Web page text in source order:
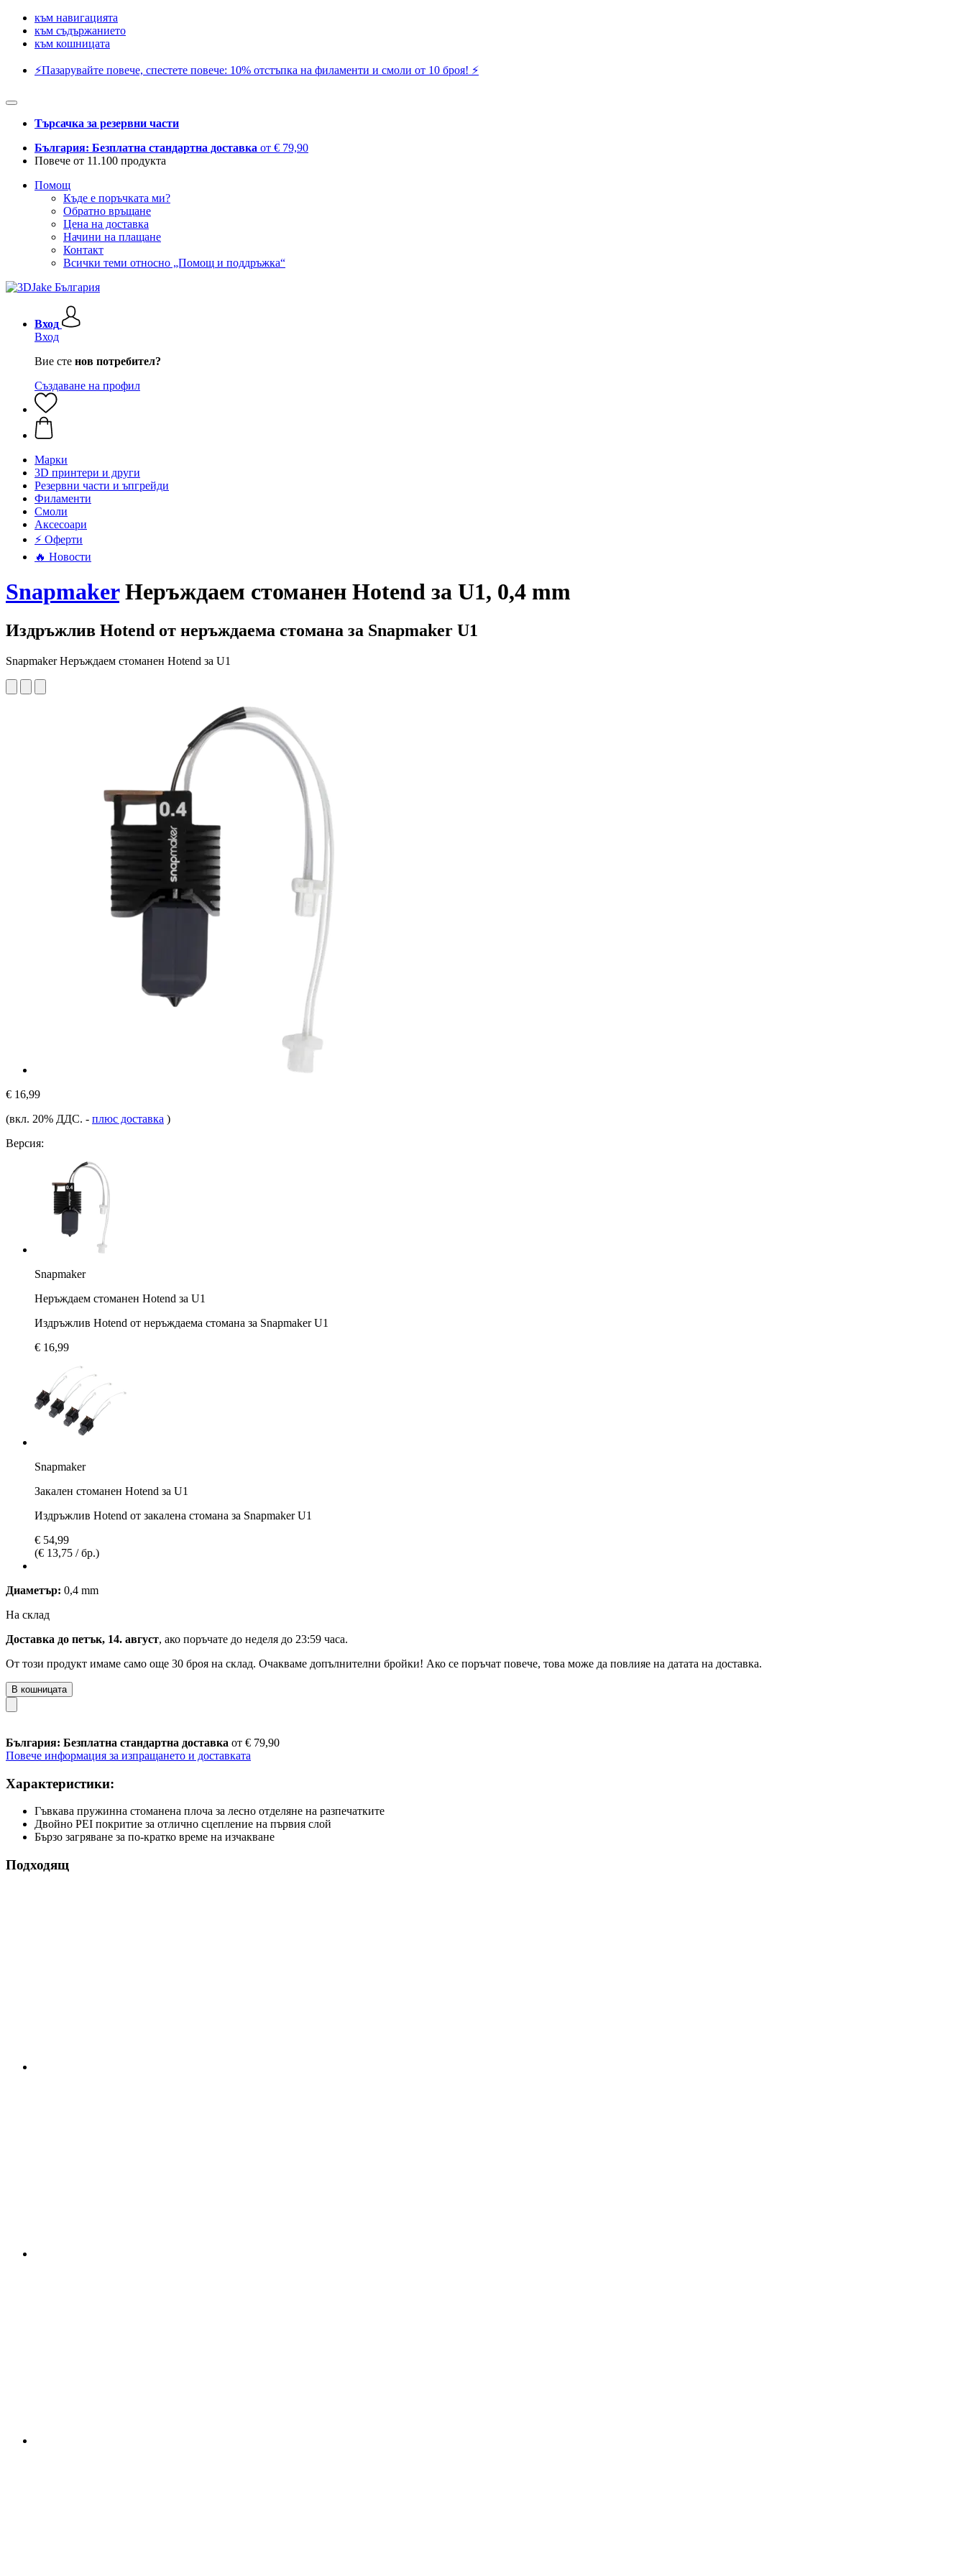
към навигацията
към съдържанието
към кошницата
⚡️Пазарувайте повече, спестете повече: 10% отстъпка на филаменти и смоли от 10 броя! ⚡️
Търсачка за резервни части
България: Безплатна стандартна доставка от € 79,90
Повече от 11.100 продукта
Помощ
Къде е поръчката ми?
Обратно връщане
Цена на доставка
Начини на плащане
Контакт
Всички теми относно „Помощ и поддръжка“
Вход
Вход
Вие сте нов потребител?
Създаване на профил
Mарки
3D принтери и други
Резервни части и ъпгрейди
Филаменти
Смоли
Аксесоари
⚡ Оферти
🔥 Новости
SnapmakerНеръждаем стоманен Hotend за U1, 0,4 mm
Издръжлив Hotend от неръждаема стомана за Snapmaker U1
Snapmaker Неръждаем стоманен Hotend за U1
€ 16,99
(вкл. 20% ДДС. - плюс доставка )
Версия:
Snapmaker
Неръждаем стоманен Hotend за U1
Издръжлив Hotend от неръждаема стомана за Snapmaker U1
€ 16,99
Snapmaker
Закален стоманен Hotend за U1
Издръжлив Hotend от закалена стомана за Snapmaker U1
€ 54,99
(€ 13,75 / бр.)
Диаметър: 0,4 mm
На склад
Доставка до петък, 14. август, ако поръчате до неделя до 23:59 часа.
От този продукт имаме само още 30 броя на склад. Очакваме допълнителни бройки! Ако се поръчат повече, това може да повлияе на датата на доставка.
В кошницата
България: Безплатна стандартна доставка от € 79,90
Повече информация за изпращането и доставката
Характеристики:
Гъвкава пружинна стоманена плоча за лесно отделяне на разпечатките
Двойно PEI покритие за отлично сцепление на първия слой
Бързо загряване за по-кратко време на изчакване
Подходящ